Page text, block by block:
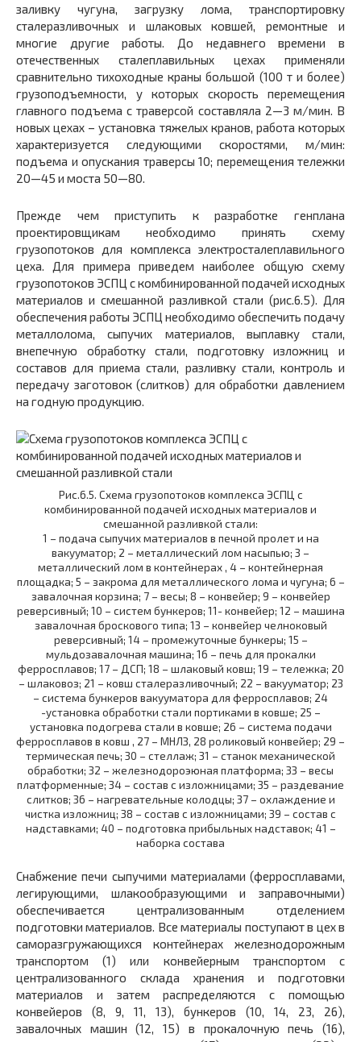
заливку чугуна, загрузку лома, транспортировку
сталеразливочных и шлаковых ковшей, ремонтные и
многие другие работы. До недавнего времени в
отечественных сталеплавильных цехах применяли
сравнительно тихоходные краны большой (100 т и более)
грузоподъемности, у которых скорость перемещения
главного подъема с траверсой составляла 2—3 м/мин. В
новых цехах – установка тяжелых кранов, работа которых
характеризуется следующими скоростями, м/мин:
подъема и опускания траверсы 10; перемещения тележки
20—45 и моста 50—80.
Прежде чем приступить к разработке генплана
проектировщикам необходимо принять схему
грузопотоков для комплекса электросталеплавильного
цеха. Для примера приведем наиболее общую схему
грузопотоков ЭСПЦ с комбинированной подачей исходных
материалов и смешанной разливкой стали (рис.6.5). Для
обеспечения работы ЭСПЦ необходимо обеспечить подачу
металлолома, сыпучих материалов, выплавку стали,
внепечную обработку стали, подготовку изложниц и
составов для приема стали, разливку стали, контроль и
передачу заготовок (слитков) для обработки давлением
на годную продукцию.
Рис.6.5. Схема грузопотоков комплекса ЭСПЦ с
комбинированной подачей исходных материалов и
смешанной разливкой стали:
1 – подача сыпучих материалов в печной пролет и на
вакууматор; 2 – металлический лом насыпью; 3 –
металлический лом в контейнерах , 4 – контейнерная
площадка; 5 – закрома для металлического лома и чугуна; 6 –
завалочная корзина; 7 – весы; 8 – конвейер; 9 – конвейер
реверсивный; 10 – систем бункеров; 11- конвейер; 12 – машина
завалочная броскового типа; 13 – конвейер челноковый
реверсивный; 14 – промежуточные бункеры; 15 –
мульдозавалочная машина; 16 – печь для прокалки
ферросплавов; 17 – ДСП; 18 – шлаковый ковш; 19 – тележка; 20
– шлаковоз; 21 – ковш сталеразливочный; 22 – вакууматор; 23
– система бункеров вакууматора для ферросплавов; 24
-установка обработки стали портиками в ковше; 25 –
установка подогрева стали в ковше; 26 – система подачи
ферросплавов в ковш , 27 – МНЛЗ, 28 роликовый конвейер; 29 –
термическая печь; 30 – стеллаж; 31 – станок механической
обработки; 32 – железнодороэюная платформа; 33 – весы
платформенные; 34 – состав с изложницами; 35 – раздевание
слитков; 36 – нагревательные колодцы; 37 – охлаждение и
чистка изложниц; 38 – состав с изложницами; 39 – состав с
надставками; 40 – подготовка прибыльных надставок; 41 –
наборка состава
Снабжение печи сыпучими материалами (ферросплавами,
легирующими, шлакообразующими и заправочными)
обеспечивается централизованным отделением
подготовки материалов. Все материалы поступают в цех в
саморазгружающихся контейнерах железнодорожным
транспортом (1) или конвейерным транспортом с
централизованного склада хранения и подготовки
материалов и затем распределяются с помощью
конвейеров (8, 9, 11, 13), бункеров (10, 14, 23, 26),
завалочных машин (12, 15) в прокалочную печь (16),